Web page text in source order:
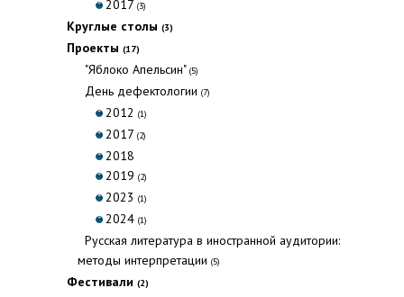
2017 (3)
Круглые столы (3)
Проекты (17)
"Яблоко Апельсин" (5)
День дефектологии (7)
2012 (1)
2017 (2)
2018
2019 (2)
2023 (1)
2024 (1)
Русская литература в иностранной аудитории:
методы интерпретации (5)
Фестивали (2)